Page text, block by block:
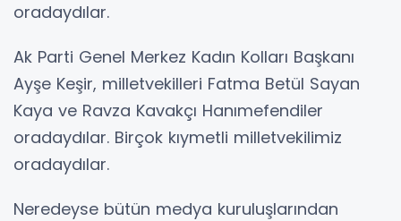
oradaydılar.
Ak Parti Genel Merkez Kadın Kolları Başkanı
Ayşe Keşir, milletvekilleri Fatma Betül Sayan
Kaya ve Ravza Kavakçı Hanımefendiler
oradaydılar. Birçok kıymetli milletvekilimiz
oradaydılar.
Neredeyse bütün medya kuruluşlarından